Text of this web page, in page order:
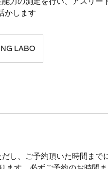
かします
LABO
し、ご予約頂いた時間まで